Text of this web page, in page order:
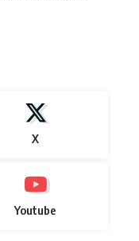
X
Youtube